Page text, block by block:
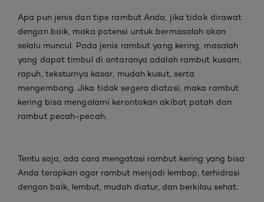
Apa pun jenis dan tipe rambut Anda, jika tidak dirawat
dengan baik, maka potensi untuk bermasalah akan
selalu muncul. Pada jenis rambut yang kering, masalah
yang dapat timbul di antaranya adalah rambut kusam,
rapuh, teksturnya kasar, mudah kusut, serta
mengembang. Jika tidak segera diatasi, maka rambut
kering bisa mengalami kerontokan akibat patah dan
rambut pecah-pecah.
Tentu saja, ada cara mengatasi rambut kering yang bisa
Anda terapkan agar rambut menjadi lembap, terhidrasi
dengan baik, lembut, mudah diatur, dan berkilau sehat.